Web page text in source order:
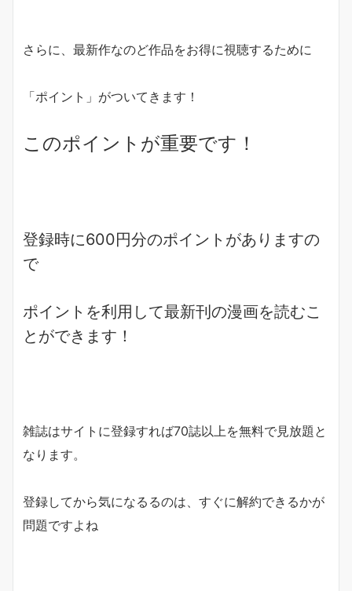
さらに、最新作なのど作品をお得に視聴するために
「ポイント」がついてきます！
このポイントが重要です！
登録時に600円分のポイントがありますの
で
ポイントを利用して最新刊の漫画を読むこ
とができます！
雑誌はサイトに登録すれば70誌以上を無料で見放題と
なります。
登録してから気になるるのは、すぐに解約できるかが
問題ですよね